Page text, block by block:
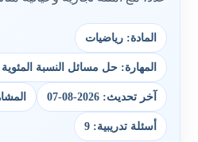
المادة: رياضيات
المهارة: حل مسائل النسبة
آخر تحديث: 2026-08-07
أسئلة تدريبية: 9